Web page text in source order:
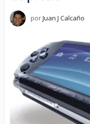
porJuan J Calcaño